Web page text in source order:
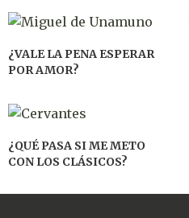
¿VALE LA PENA ESPERAR
POR AMOR?
¿QUÉ PASA SI ME METO
CON LOS CLÁSICOS?